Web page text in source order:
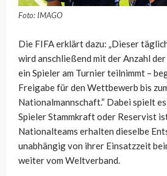
Foto: IMAGO
Die FIFA erklärt dazu: „Dieser
wird anschließend mit der Anzahl
ein Spieler am Turnier teilnimmt –
Freigabe für den Wettbewerb bis
Nationalmannschaft.“ Dabei spielt
Spieler Stammkraft oder Reservist
Nationalteams erhalten dieselbe
unabhängig von ihrer Einsatzzeit
weiter vom Weltverband.